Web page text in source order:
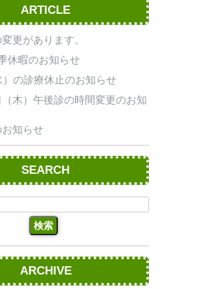
ARTICLE
更があります。
休暇のお知らせ
）の診療休止のお知らせ
（木）午後診の時間変更のお知
知らせ
SEARCH
ARCHIVE